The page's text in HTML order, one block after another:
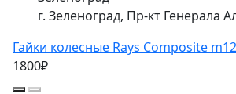
г. Зеленоград, Пр-кт Генерала
Гайки колесные Rays Composite
1800₽